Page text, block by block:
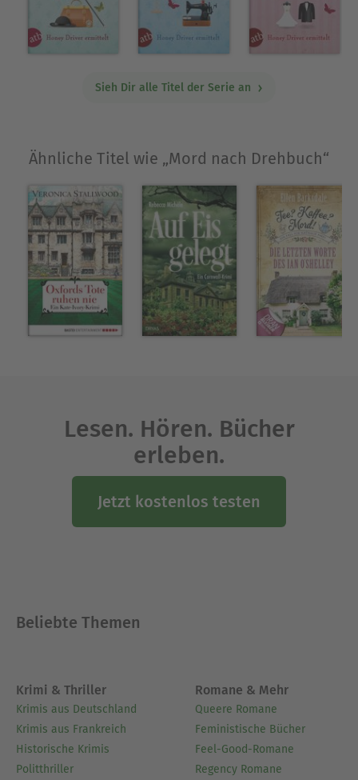
Sieh Dir alle Titel der Serie an
Ähnliche Titel wie „Mord nach Drehbuch“
Lesen. Hören. Bücher
erleben.
Jetzt kostenlos testen
Beliebte Themen
Krimi & Thriller
Krimis aus Deutschland
Krimis aus Frankreich
Historische Krimis
Politthriller
Romane & Mehr
Queere Romane
Feministische Bücher
Feel-Good-Romane
Regency Romane